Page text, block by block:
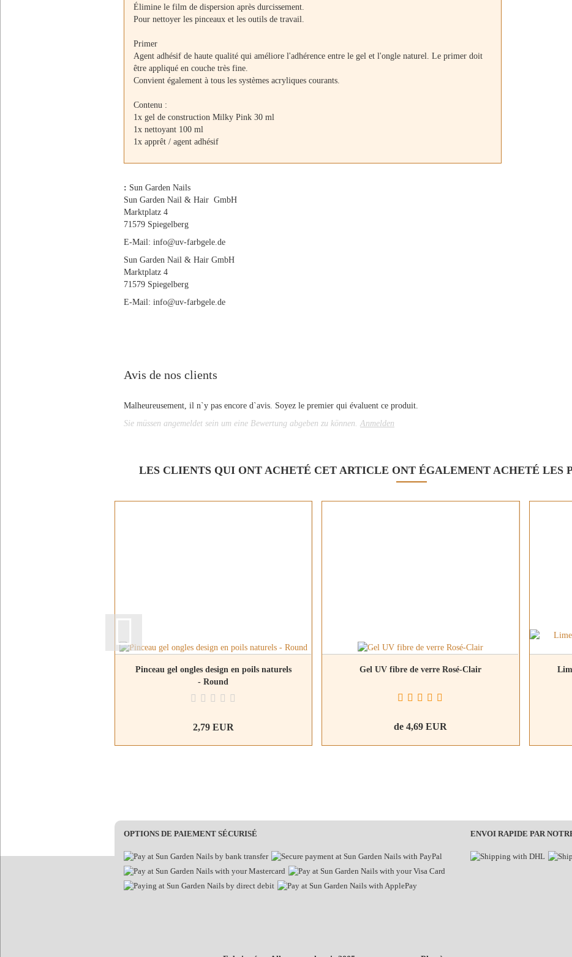
Élimine le film de dispersion après durcissement.
Pour nettoyer les pinceaux et les outils de travail.
Primer
Agent adhésif de haute qualité qui améliore l'adhérence entre le gel et l'ongle naturel. Le primer doit
être appliqué en couche très fine.
Convient également à tous les systèmes acryliques courants.
Contenu :
1x gel de construction Milky Pink 30 ml
1x nettoyant 100 ml
1x apprêt / agent adhésif
: Sun Garden Nails
Sun Garden Nail & Hair GmbH
Marktplatz 4
71579 Spiegelberg
E-Mail: info@uv-farbgele.de
Sun Garden Nail & Hair GmbH
Marktplatz 4
71579 Spiegelberg
E-Mail: info@uv-farbgele.de
Avis de nos clients
Malheureusement, il n`y pas encore d`avis. Soyez le premier qui évaluent ce produit.
Sie müssen angemeldet sein um eine Bewertung abgeben zu können. Anmelden
LES CLIENTS QUI ONT ACHETÉ CET ARTICLE ONT ÉGALEMENT ACHETÉ LES
Pinceau gel ongles design en poils naturels
- Round
2,79 EUR
Gel UV fibre de verre Rosé-Clair
de 4,69 EUR
OPTIONS DE PAIEMENT SÉCURISÉ ENVOI RAPIDE PAR